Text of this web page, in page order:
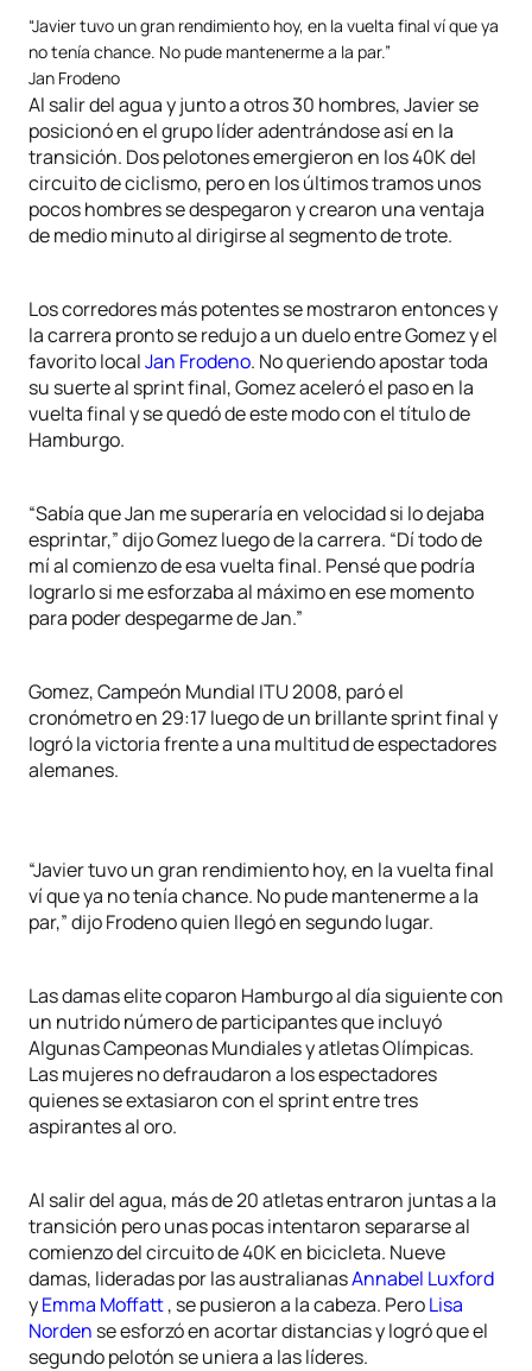
“Javier tuvo un gran rendimiento hoy, en la vuelta final ví que ya
no tenía chance. No pude mantenerme a la par.”
Jan Frodeno
Al salir del agua y junto a otros 30 hombres, Javier se
posicionó en el grupo líder adentrándose así en la
transición. Dos pelotones emergieron en los 40K del
circuito de ciclismo, pero en los últimos tramos unos
pocos hombres se despegaron y crearon una ventaja
de medio minuto al dirigirse al segmento de trote.
Los corredores más potentes se mostraron entonces y
la carrera pronto se redujo a un duelo entre Gomez y el
favorito localJan Frodeno. No queriendo apostar toda
su suerte al sprint final, Gomez aceleró el paso en la
vuelta final y se quedó de este modo con el título de
Hamburgo.
“Sabía que Jan me superaría en velocidad si lo dejaba
esprintar,” dijo Gomez luego de la carrera. “Dí todo de
mí al comienzo de esa vuelta final. Pensé que podría
lograrlo si me esforzaba al máximo en ese momento
para poder despegarme de Jan.”
Gomez, Campeón Mundial ITU 2008, paró el
cronómetro en 29:17 luego de un brillante sprint final y
logró la victoria frente a una multitud de espectadores
alemanes.
“Javier tuvo un gran rendimiento hoy, en la vuelta final
ví que ya no tenía chance. No pude mantenerme a la
par,” dijo Frodeno quien llegó en segundo lugar.
Las damas elite coparon Hamburgo al día siguiente con
un nutrido número de participantes que incluyó
Algunas Campeonas Mundiales y atletas Olímpicas.
Las mujeres no defraudaron a los espectadores
quienes se extasiaron con el sprint entre tres
aspirantes al oro.
Al salir del agua, más de 20 atletas entraron juntas a la
transición pero unas pocas intentaron separarse al
comienzo del circuito de 40K en bicicleta. Nueve
damas, lideradas por las australianasAnnabel Luxford
yEmma Moffatt, se pusieron a la cabeza. PeroLisa
Norden se esforzó en acortar distancias y logró que el
segundo pelotón se uniera a las líderes.